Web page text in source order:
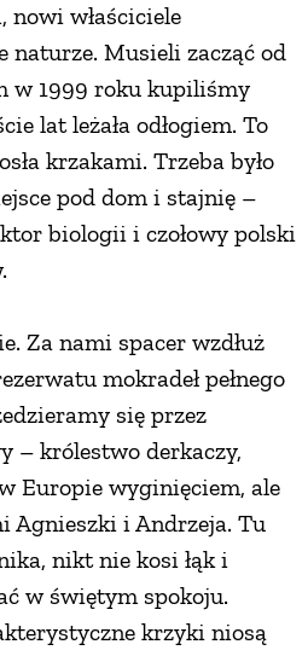
nowi właściciele
naturze. Musieli zacząć od
w 1999 roku kupiliśmy
lat leżała odłogiem. To
krzakami. Trzeba było
pod dom i stajnię –
biologii i czołowy polski
Za nami spacer wzdłuż
mokradeł pełnego
się przez
– królestwo derkaczy,
Europie wyginięciem, ale
Agnieszki i Andrzeja. Tu
nikt nie kosi łąk i
w świętym spokoju.
krzyki niosą
ZUPY
GŁÓWNE
I DESERY
INNE